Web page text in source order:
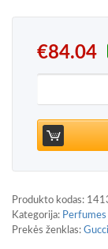
€84.04
produkto
Produkto kodas:
Kategorija: Perfumes
Prekės ženklas: Gucci